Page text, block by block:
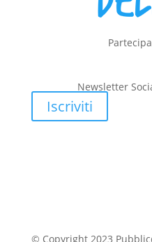
Newsletter
Iscriviti
© Copyright 2023